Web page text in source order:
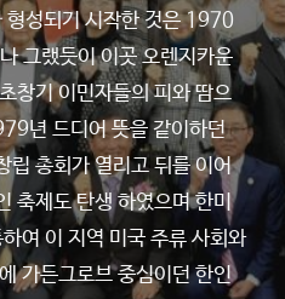
형성되기 시작한 것은 1970
그랬듯이 이곳 오렌지카운
창기 이민자들의 피와 땀으
년 드디어 뜻을 같이하던
립 총회가 열리고 뒤를 이어
축제도 탄생 하였으며 한미
여 이 지역 미국 주류 사회와
가든그로브 중심이던 한인